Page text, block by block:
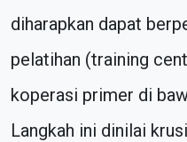
diharapkan dapat
pelatihan (training
koperasi primer di
Langkah ini dinilai